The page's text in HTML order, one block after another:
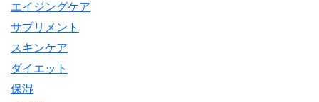
エイジングケア
サプリメント
スキンケア
ダイエット
保湿